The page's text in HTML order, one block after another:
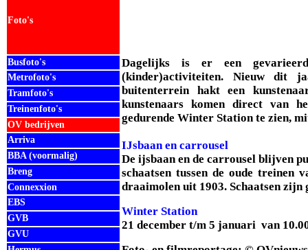
Foto's
Busfoto's
Dagelijks is er een
(kinder)activiteiten. Nieuw dit
buitenterrein hakt een
kunstenaars komen direct van
gedurende Winter Station te zien,
IJsbaan en carrousel
De ijsbaan en de carrousel blijven
schaatsen tussen de oude treinen
draaimolen uit 1903. Schaatsen zijn
Winter Station
21 december t/m 5 januari van
Metrofoto's
Tramfoto's
Treinenfoto's
OV bedrijven
Arriva
BBA (voormalig)
Breng
Connexxion
EBS
GVB
GVU